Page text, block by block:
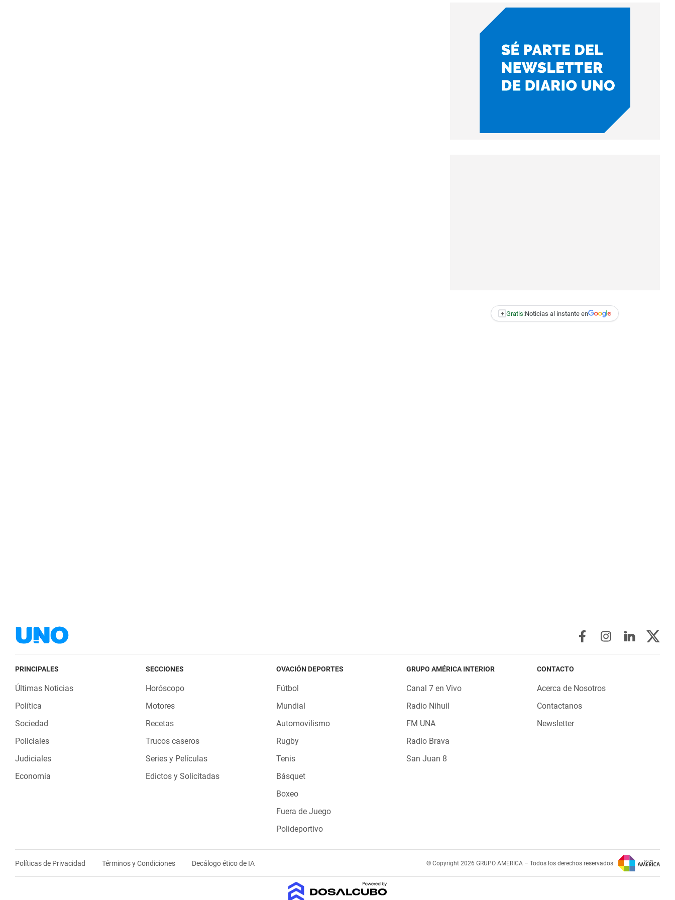
+ Gratis:Noticias al instante en
PRINCIPALES
Últimas Noticias
Política
Sociedad
Policiales
Judiciales
Economia
SECCIONES
Horóscopo
Motores
Recetas
Trucos caseros
Series y Películas
Edictos y Solicitadas
OVACIÓN DEPORTES
Fútbol
Mundial
Automovilismo
Rugby
Tenis
Básquet
Boxeo
Fuera de Juego
Polideportivo
GRUPO AMÉRICA INTERIOR
Canal 7 en Vivo
Radio Nihuil
FM UNA
Radio Brava
San Juan 8
CONTACTO
Acerca de Nosotros
Contactanos
Newsletter
Políticas de Privacidad Términos y Condiciones Decálogo ético de IA © Copyright 2026 GRUPO AMERICA – Todos los derechos reservados